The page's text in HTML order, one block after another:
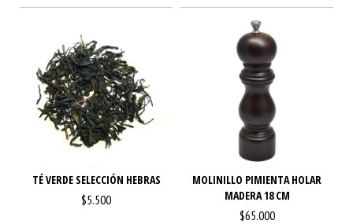
TÉ VERDE SELECCIÓN HEBRAS
$5.500
MOLINILLO PIMIENTA HOLAR
MADERA 18 CM
$65.000